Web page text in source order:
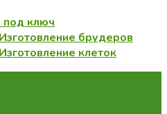
под ключ
Изготовление брудеров
Изготовление клеток